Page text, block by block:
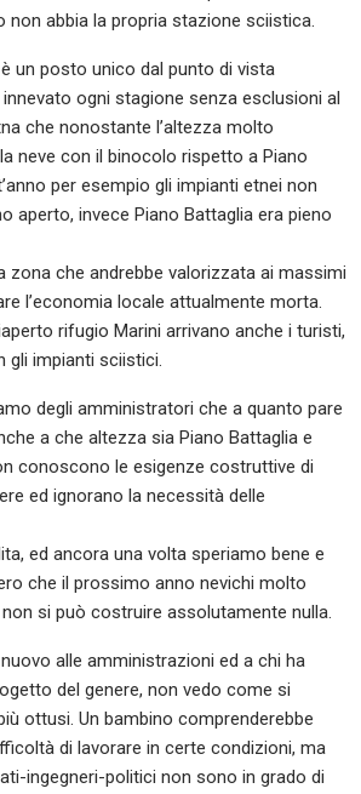
non abbia la propria stazione sciistica.
un posto unico dal punto di vista
ogni stagione senza esclusioni al
che nonostante l’altezza molto
neve con il binocolo rispetto a Piano
per esempio gli impianti etnei non
aperto, invece Piano Battaglia era pieno
zona che andrebbe valorizzata ai massimi
l’economia locale attualmente morta.
rifugio Marini arrivano anche i turisti,
gli impianti sciistici.
degli amministratori che a quanto pare
a che altezza sia Piano Battaglia e
conoscono le esigenze costruttive di
ed ignorano la necessità delle
ed ancora una volta speriamo bene e
che il prossimo anno nevichi molto
si può costruire assolutamente nulla.
alle amministrazioni ed a chi ha
del genere, non vedo come si
ottusi. Un bambino comprenderebbe
di lavorare in certe condizioni, ma
ingegneri-politici non sono in grado di